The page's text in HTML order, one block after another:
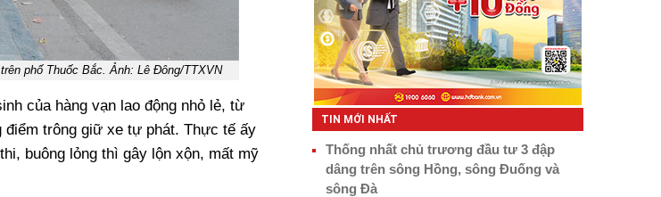
phố Thuốc Bắc. Ảnh: Lê Đông/TTXVN
của hàng vạn lao động nhỏ lẻ, từ
điểm trông giữ xe tự phát. Thực tế ấy
buông lỏng thì gây lộn xộn, mất mỹ
TIN MỚI NHẤT
Thống nhất chủ trương đầu tư 3 đập
dâng trên sông Hồng, sông Đuống và
sông Đà